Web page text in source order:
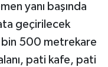
yanı başında
geçirilecek
bin 500 metrekare
pati kafe, pati